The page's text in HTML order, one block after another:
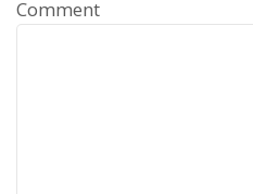
Comment